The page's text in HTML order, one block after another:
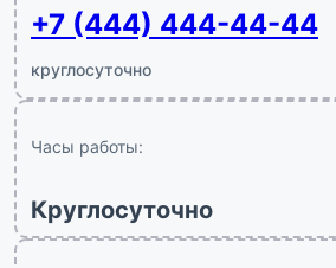
+7 (444) 444-44-44
круглосуточно
Часы работы:
Круглосуточно